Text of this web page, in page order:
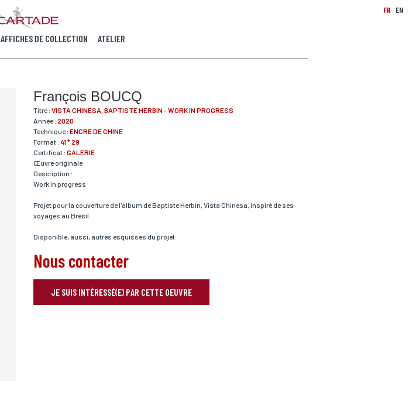
AFFICHES DE COLLECTION ATELIER
FR EN
François BOUCQ
Titre : VISTA CHINESA, BAPTISTE HERBIN - WORK IN PROGRESS
Année : 2020
Technique : ENCRE DE CHINE
Format : 41 * 29
Certificat : GALERIE
Œuvre originale
Description :
Work in progress
Projet pour la couverture de l'album de Baptiste Herbin, Vista Chinesa, inspiré de ses
voyages au Brésil.
Disponible, aussi, autres esquisses du projet
Nous contacter
JE SUIS INTÉRESSÉ(E) PAR CETTE OEUVRE